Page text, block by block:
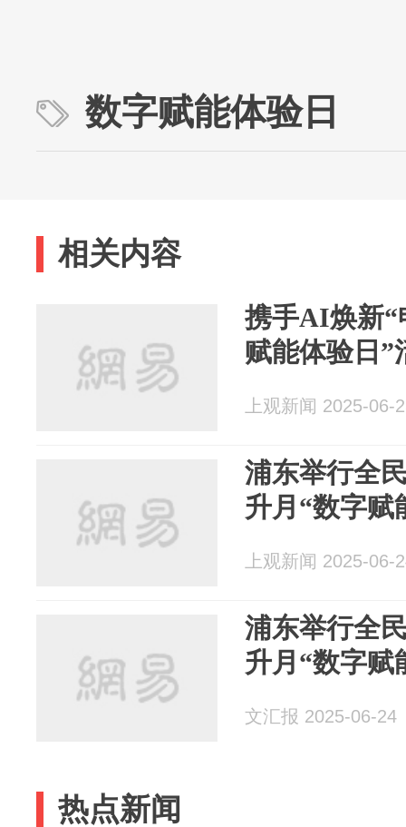
数字赋能体验日
相关内容
携手AI焕新“
赋能体验日”
上观新闻 2025-06-
浦东举行全
升月“数字赋
上观新闻 2025-06-
浦东举行全
升月“数字赋
文汇报 2025-06-24
热点新闻